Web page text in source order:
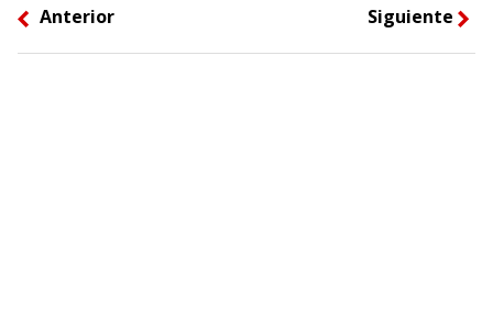
left Anterior Siguiente right